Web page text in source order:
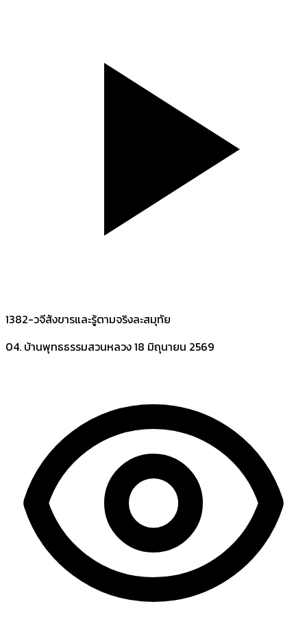
1382-วจีสังขารและรู้ตามจริงละสมุทัย
04. บ้านพุทธธรรมสวนหลวง18 มิถุนายน 2569